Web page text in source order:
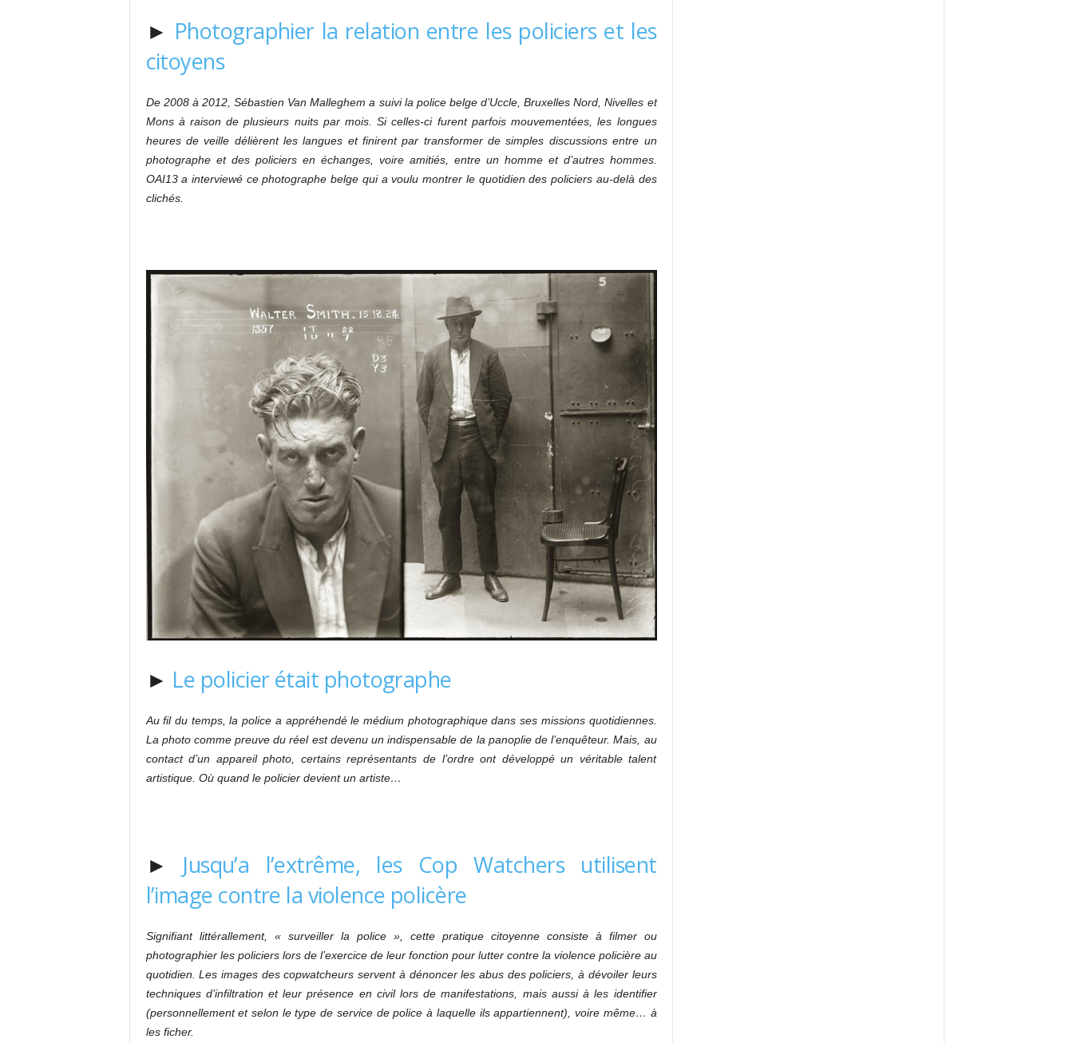
► Photographier la relation entre les policiers et les
citoyens
De 2008 à 2012, Sébastien Van Malleghem a suivi la police belge d’Uccle, Bruxelles Nord, Nivelles et
Mons à raison de plusieurs nuits par mois. Si celles-ci furent parfois mouvementées, les longues
heures de veille délièrent les langues et finirent par transformer de simples discussions entre un
photographe et des policiers en échanges, voire amitiés, entre un homme et d’autres hommes.
OAI13 a interviewé ce photographe belge qui a voulu montrer le quotidien des policiers au-delà des
clichés.
► Le policier était photographe
Au fil du temps, la police a appréhendé le médium photographique dans ses missions quotidiennes.
La photo comme preuve du réel est devenu un indispensable de la panoplie de l’enquêteur. Mais, au
contact d’un appareil photo, certains représentants de l’ordre ont développé un véritable talent
artistique. Où quand le policier devient un artiste…
► Jusqu’a l’extrême, les Cop Watchers utilisent
l’image contre la violence policère
Signifiant littérallement, « surveiller la police », cette pratique citoyenne consiste à filmer ou
photographier les policiers lors de l’exercice de leur fonction pour lutter contre la violence policière au
quotidien. Les images des copwatcheurs servent à dénoncer les abus des policiers, à dévoiler leurs
techniques d’infiltration et leur présence en civil lors de manifestations, mais aussi à les identifier
(personnellement et selon le type de service de police à laquelle ils appartiennent), voire même… à
les ficher.